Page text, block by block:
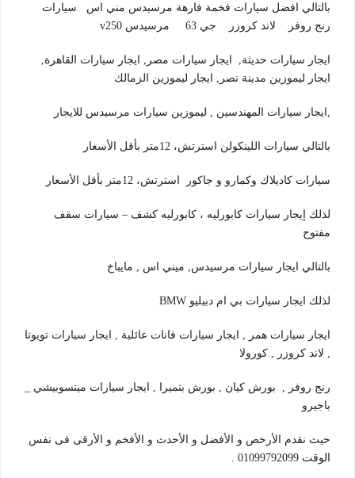
بالتالي افضل سيارات فخمة فارهة مرسيدس مني اس سيارات
رنج روفر لاند كروزر جي 63 مرسيدس v250
ايجار سيارات حديثة, ايجار سيارات مصر, ايجار سيارات القاهرة,
ايجار ليموزين مدينة نصر, ايجار ليموزين الزمالك
,ايجار سيارات المهندسين , ليموزين سيارات مرسيدس للايجار
بالتالي سيارات اللينكولن استرتش، 12متر بأقل الأسعار
سيارات كاديلاك وكمارو و جاكور استرتش، 12متر بأقل الأسعار
لذلك إيجار سيارات كابورليه ، كابورليه كشف – سيارات سقف
مفتوح
بالتالي ايجار سيارات مرسيدس, ميني اس , مايباخ
لذلك ايجار سيارات بي ام دبيليو BMW
ايجار سيارات همر , ايجار سيارات فانات عائلية , ايجار سيارات تويوتا
, لاند كروزر , كورولا
رنج روفر , بورش كيان , بورش بتميرا , ايجار سيارات ميتسوبيشي _
باجيرو
حيث نقدم الأرخص و الأفضل و الأحدث و الأفخم و الأرقى فى نفس
الوقت 01099792099 .